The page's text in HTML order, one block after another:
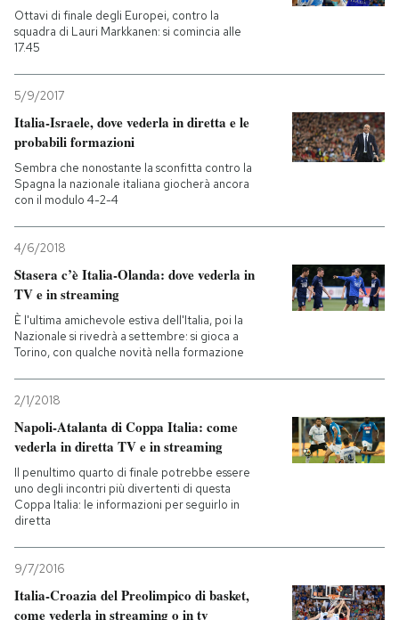
Ottavi di finale degli Europei, contro la
squadra di Lauri Markkanen: si comincia alle
17.45
5/9/2017
Italia-Israele, dove vederla in diretta e le
probabili formazioni
Sembra che nonostante la sconfitta contro la
Spagna la nazionale italiana giocherà ancora
con il modulo 4-2-4
4/6/2018
Stasera c’è Italia-Olanda: dove vederla in
TV e in streaming
È l'ultima amichevole estiva dell'Italia, poi la
Nazionale si rivedrà a settembre: si gioca a
Torino, con qualche novità nella formazione
2/1/2018
Napoli-Atalanta di Coppa Italia: come
vederla in diretta TV e in streaming
Il penultimo quarto di finale potrebbe essere
uno degli incontri più divertenti di questa
Coppa Italia: le informazioni per seguirlo in
diretta
9/7/2016
Italia-Croazia del Preolimpico di basket,
come vederla in streaming o in tv